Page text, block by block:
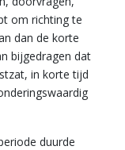
om richting te
dan de korte
bijgedragen dat
in korte tijd
duurde